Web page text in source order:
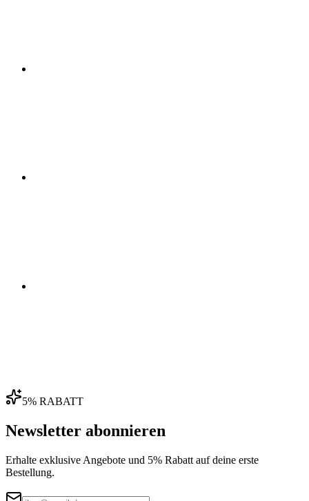
5% RABATT
Newsletter abonnieren
Erhalte exklusive Angebote und 5% Rabatt auf deine erste
Bestellung.